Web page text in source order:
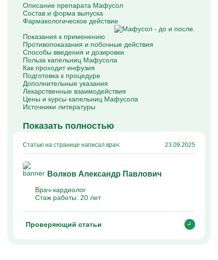
Капельницы Преднизолона
Цераксон капельница
Капельница Церебролизин
Капельница Цефтриаксон
Капельница Ципрофлоксацин
Капельница Рингер
Описание препарата Мафусол
Состав и форма выпуска
Фармакологическое действие
Показания к применению
Противопоказания и побочные действия
Способы введения и дозировки
Польза капельниц Мафусола
Как проходит инфузия
Подготовка к процедуре
Дополнительные указания
Лекарственные взаимодействия
Цены и курсы капельниц Мафусола
Источники литературы
Показать полностью
Статью на странице написал врач: 23.09.2025
Волков Александр Павлович
Врач-кардиолог
Стаж работы: 20 лет
Проверяющий статьи